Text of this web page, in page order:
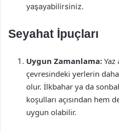
yaşayabilirsiniz.
Seyahat İpuçları
Uygun Zamanlama: Yaz
çevresindeki yerlerin
olur. İlkbahar ya da
koşulları açısından hem
uygun olabilir.